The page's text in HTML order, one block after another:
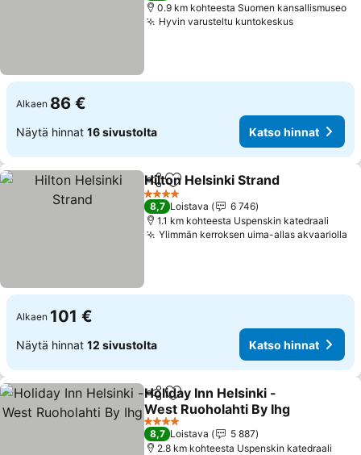
0.9 km kohteesta Suomen kansallismuseo
Hyvin varusteltu kuntokeskusKatso
Alkaen 86 €
Näytä hinnat 16 sivustolta Katso hinnat
Jaa Lisää suosikkeihin
Hilton Helsinki Strand
4 Tähtiluokitus
8,7 Loistava
6 746
1.1 km kohteesta Uspenskin katedraali
Ylimmän kerroksen uima-allas akvaariolla
Alkaen 101 €
Näytä hinnat 12 sivustolta Katso hinnat
Jaa Lisää suosikkeihin
Holiday Inn Helsinki -
West Ruoholahti By Ihg
Katso hinnat
4 Tähtiluokitus
8,7 Loistava
5 887
2.8 km kohteesta Uspenskin katedraali